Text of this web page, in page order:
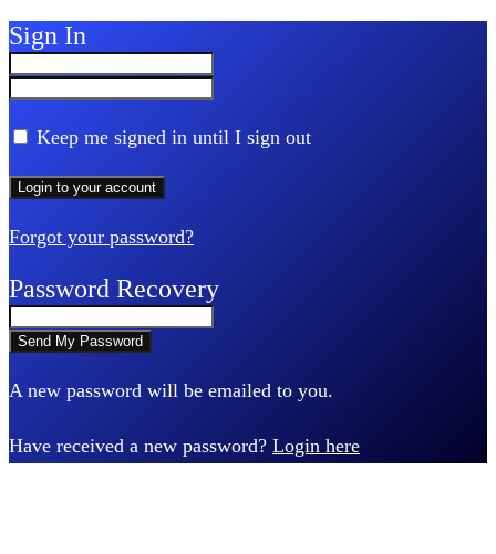
Sign In
Keep me signed in until I sign out
Forgot your password?
Password Recovery
A new password will be emailed to you.
Have received a new password? Login here